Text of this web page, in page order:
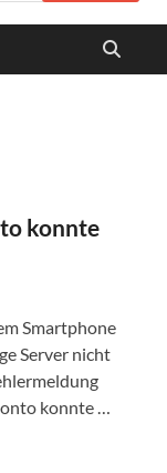
konnte
Smartphone
Server nicht
konnte …